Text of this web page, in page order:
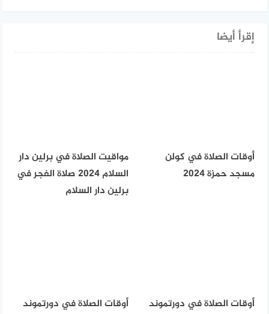
إقرأ أيضا
أوقات الصلاة في كولن
مسجد حمزة 2024
مواقيت الصلاة في برلين دار
السلام 2024 صلاة الفجر في
برلين دار السلام
أوقات الصلاة في دورتموند
أوقات الصلاة في دورتموند